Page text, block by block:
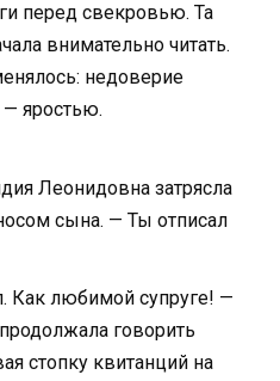
перед свекровью. Та
внимательно читать.
недоверие
яростью.
Леонидовна затрясла
сына. — Ты отписал
Как любимой супруге! —
говорить
стопку квитанций на